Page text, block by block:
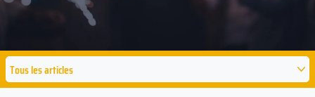
Tous les articles